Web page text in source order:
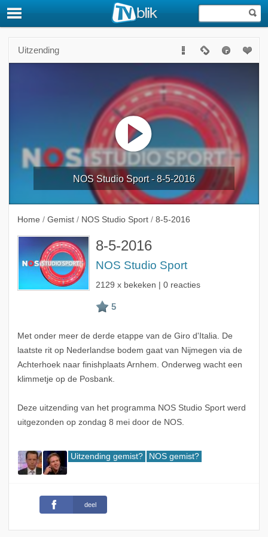
Uitzending
NOS Studio Sport - 8-5-2016
Home / Gemist / NOS Studio Sport / 8-5-2016
8-5-2016
NOS Studio Sport
2129 x bekeken | 0 reacties
Met onder meer de derde etappe van de Giro d'Italia. De
laatste rit op Nederlandse bodem gaat van Nijmegen via de
Achterhoek naar finishplaats Arnhem. Onderweg wacht een
klimmetje op de Posbank.
Deze uitzending van het programma NOS Studio Sport werd
uitgezonden op zondag 8 mei door de NOS.
Uitzending gemist? NOS gemist?
deel